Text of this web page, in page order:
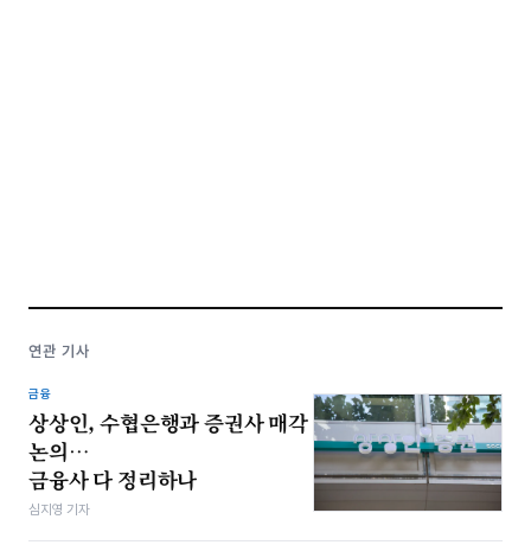
연관 기사
금융
상상인, 수협은행과 증권사 매각
논의…
금융사 다 정리하나
심지영 기자